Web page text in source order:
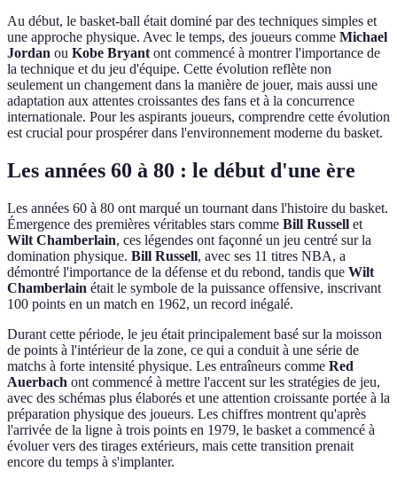
Au début, le basket-ball était dominé par des techniques simples et
une approche physique. Avec le temps, des joueurs comme Michael
Jordan ou Kobe Bryantont commencé à montrer l'importance de
la technique et du jeu d'équipe. Cette évolution reflète non
seulement un changement dans la manière de jouer, mais aussi une
adaptation aux attentes croissantes des fans et à la concurrence
internationale. Pour les aspirants joueurs, comprendre cette évolution
est crucial pour prospérer dans l'environnement moderne du basket.
Les années 60 à 80 : le début d'une ère
Les années 60 à 80 ont marqué un tournant dans l'histoire du basket.
Émergence des premières véritables stars comme Bill Russell et
Wilt Chamberlain, ces légendes ont façonné un jeu centré sur la
domination physique. Bill Russell, avec ses 11 titres NBA, a
démontré l'importance de la défense et du rebond, tandis que Wilt
Chamberlain était le symbole de la puissance offensive, inscrivant
100 points en un match en 1962, un record inégalé.
Durant cette période, le jeu était principalement basé sur la moisson
de points à l'intérieur de la zone, ce qui a conduit à une série de
matchs à forte intensité physique. Les entraîneurs comme Red
Auerbach ont commencé à mettre l'accent sur les stratégies de jeu,
avec des schémas plus élaborés et une attention croissante portée à la
préparation physique des joueurs. Les chiffres montrent qu'après
l'arrivée de la ligne à trois points en 1979, le basket a commencé à
évoluer vers des tirages extérieurs, mais cette transition prenait
encore du temps à s'implanter.